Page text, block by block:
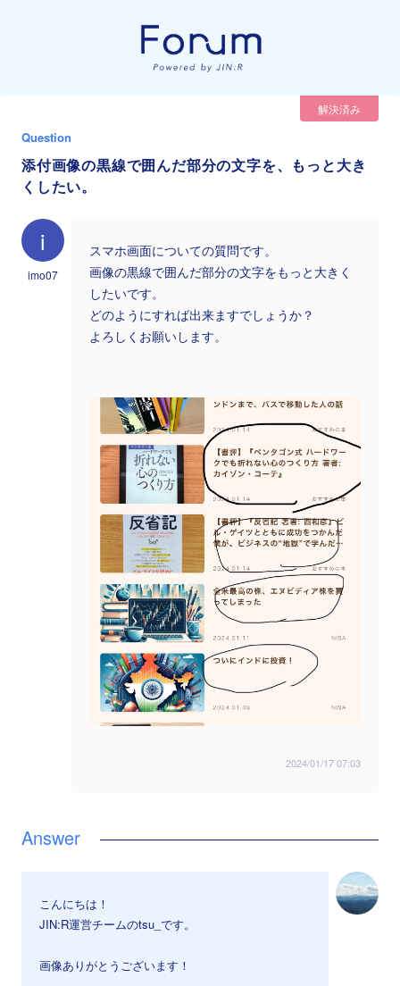
解決済み
Question
添付画像の黒線で囲んだ部分の文字を、もっと大き
くしたい。
i
imo07
スマホ画面についての質問です。
画像の黒線で囲んだ部分の文字をもっと大きく
したいです。
どのようにすれば出来ますでしょうか？
よろしくお願いします。
2024/01/17 07:03
こんにちは！
JIN:R運営チームのtsu_です。
画像ありがとうございます！